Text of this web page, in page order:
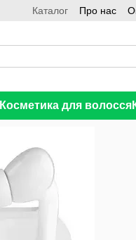
Каталог Про нас
Косметика для волосся